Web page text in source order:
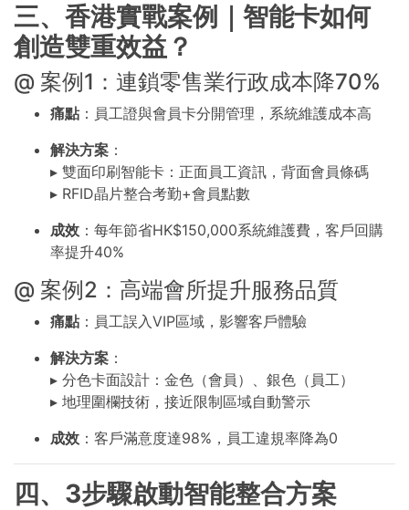
三、香港實戰案例｜智能卡如何
創造雙重效益？
@ 案例1：連鎖零售業行政成本降70%
痛點 ：員工證與會員卡分開管理，系統維護成本高
解決方案 ：
▸ 雙面印刷智能卡：正面員工資訊，背面會員條碼
▸ RFID晶片整合考勤+會員點數
成效 ：每年節省HK$150,000系統維護費，客戶回購
率提升40%
@ 案例2：高端會所提升服務品質
痛點 ：員工誤入VIP區域，影響客戶體驗
解決方案 ：
▸ 分色卡面設計：金色（會員）、銀色（員工）
▸ 地理圍欄技術，接近限制區域自動警示
成效 ：客戶滿意度達98%，員工違規率降為0
四、3步驟啟動智能整合方案